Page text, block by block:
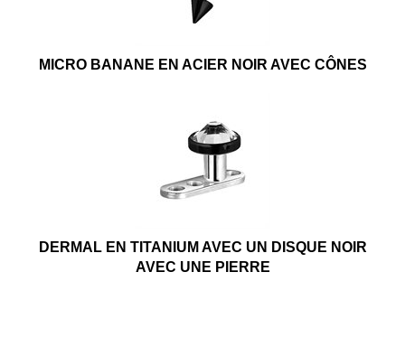
MICRO BANANE EN ACIER NOIR AVEC CÔNES
DERMAL EN TITANIUM AVEC UN DISQUE NOIR
AVEC UNE PIERRE